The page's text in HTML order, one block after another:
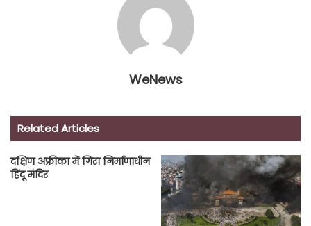
WeNews
Related Articles
दक्षिण अफ्रीका में गिरा निर्माणाधीन
हिंदू मंदिर